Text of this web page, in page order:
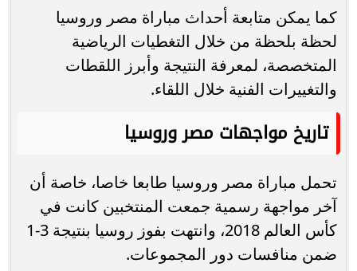
كما يمكن متابعة أحداث مباراة مصر وروسيا
لحظة بلحظة من خلال التغطيات الرياضية
المتخصصة، لمعرفة النتيجة وأبرز اللقطات
والتغييرات الفنية خلال اللقاء.
تاريخ مواجهات مصر وروسيا
تحمل مباراة مصر وروسيا طابعا خاصا، خاصة أن
آخر مواجهة رسمية جمعت المنتخبين كانت في
كأس العالم 2018، وانتهت بفوز روسيا بنتيجة 3-1
ضمن منافسات دور المجموعات.